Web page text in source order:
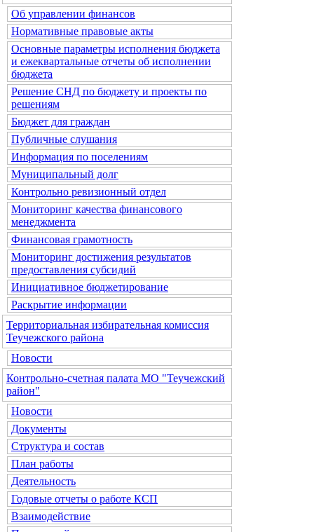
Об управлении финансов
Нормативные правовые акты
Основные параметры исполнения бюджета
и ежеквартальные отчеты об исполнении
бюджета
Решение СНД по бюджету и проекты по
решениям
Бюджет для граждан
Публичные слушания
Информация по поселениям
Муниципальный долг
Контрольно ревизионный отдел
Мониторинг качества финансового
менеджмента
Финансовая грамотность
Мониторинг достижения результатов
предоставления субсидий
Инициативное бюджетирование
Раскрытие информации
Территориальная избирательная комиссия
Теучежского района
Новости
Контрольно-счетная палата МО "Теучежский
район"
Новости
Документы
Структура и состав
План работы
Деятельность
Годовые отчеты о работе КСП
Взаимодействие